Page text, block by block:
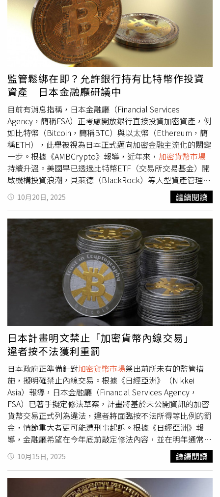
業分布，其中有近4成為比特幣儲備商及礦商，像是
Microstrategy、Marathon、Cleanspark及RIOT都是成分
股，16%左右是交易所及穩定幣發行相關，知名的
Coinbase、SBI Holding、Robinhood和Circle都是成分
股，另有3成聚焦在數位支付，包括Visa、Mastercard、
Paypal、Block等，基金共有30檔成分股。目前全台僅有
00909是極少數主攻數位資產供應鏈的ETF，自2022年7月
13日掛牌以來，已累積超過3年的表現，其1年報酬率
58.72%、 2年報酬率170.94%、3年報酬率198.45%。
監管鬆綁在即？允許銀行持有比特幣作投資
資產 日本金融廳研議中
目前有消息指稱，日本金融廳（Financial Services
Agency，簡稱FSA）正考慮開放銀行直接投資加密資產，例
如比特幣（Bitcoin，簡稱BTC）與以太幣（Ethereum，簡
稱ETH），此舉被視為日本正式邁向加密金融主流化的關鍵
一步。根據《AMBCrypto》報導，近年來， 加密貨幣市場
持續升溫。美國早已透過比特幣ETF（交易所交易基金）開
啟機構投資浪潮，貝萊德（BlackRock）等大型資產管理公
司持有的加密資產規模突破1000億美元。摩根大通
（JPMorgan）、摩根士丹利（MorganStanley）等銀行已
向高資產客戶開放加密投資服務，而渣打銀行
（StandardChartered）則自7月起在英國推出比特幣與以
太幣投資選項，並宣稱「對受監管的數位資產解決方案的興
趣正在快速上升」。報導中指出，日本首相辦公室下轄的金
融政策工作小組已著手研擬新方針，計畫允許國內銀行持有
或經手加密資產，甚至可兼營加密貨幣交易所。金融廳將同
時建立風險緩解機制，以確保銀行在面對高度波動的數位資
產時能維持穩定運作與流動性安全。早在2025年6月，金融
廳便已提出將加密貨幣重新歸類為「金融商品」的提案，目
的在於為日本版加密貨幣ETF鋪路。若該提案獲得通過，加
密資產的稅制將比照股票市場運作，稅率從原本超過50%降
至約20%，大幅降低投資門檻。同時，日本政府也同步規範
禁止加密貨幣內線交易，確保市場透明與公平。根據鏈上分
析公司Chainalysis的資料，日本在2025年成為全球加密貨
幣採用成長率最高的國家，用戶增加達120%，在亞太市場
居首。該研究顯示，日本目前約新增1200萬個加密貨幣帳
戶，與五年前相比成長3.5倍。瑞波幣（Ripple，簡稱XRP）
是當地交易量最大的加密資產，而印尼、南韓與印度則分別
以103%、100%與99%的成長率緊追在後。金融廳內部人
士透露，日本政府的長期目標是打造「可監管的數位金融生
態系統」，在安全框架內促進創新。這項開放銀行投資加密
貨幣的改革若順利實施，日本將成為亞洲第一個允許傳統銀
行直接參與加密資產市場的國家，為全球金融業界樹立新的
10月20日, 2025 繼續閱讀
日本計畫明文禁止「加密貨幣內線交易」
違者按不法獲利重罰
日本政府正準備針對加密貨幣市場祭出前所未有的監管措
施，擬明確禁止內線交易。根據《日經亞洲》（Nikkei
Asia）報導，日本金融廳（Financial Services Agency，
FSA）已著手擬定修法草案，計畫將基於未公開資訊的加密
貨幣交易正式列為違法，違者將面臨按不法所得等比例的罰
金，情節重大者更可能遭刑事起訴。根據《日經亞洲》報
導，金融廳希望在今年底前敲定修法內容，並在明年通常國
會會期提出修正案。屆時，日本證券交易等監視委員會
（Securities and Exchange Surveillance Commission，
SESC）將獲正式調查權，可主動介入涉嫌內線交易案件，
並建議課以附加金或移送司法單位。目前，日本《金融商品
10月15日, 2025 繼續閱讀